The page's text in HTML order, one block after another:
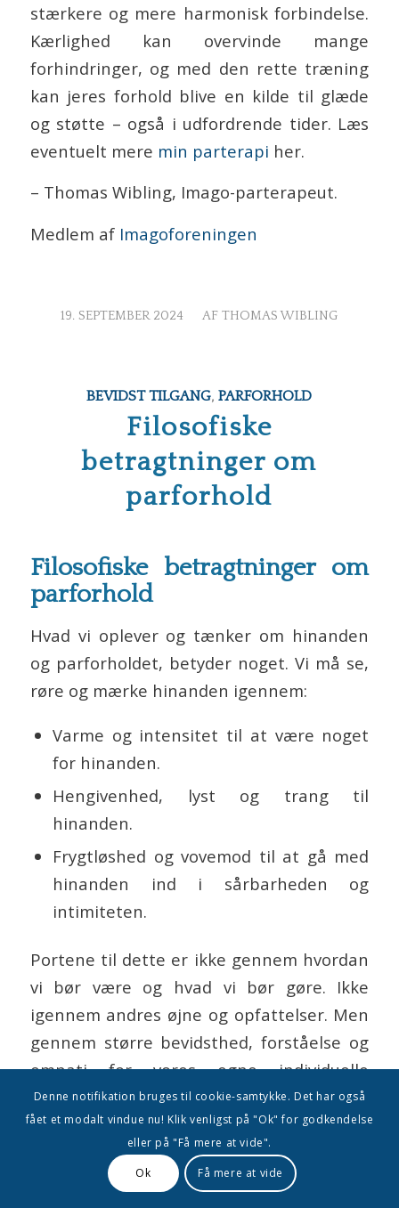
stærkere og mere harmonisk forbindelse.
Kærlighed kan overvinde mange
forhindringer, og med den rette træning
kan jeres forhold blive en kilde til glæde
og støtte – også i udfordrende tider. Læs
eventuelt mere min parterapi her.
– Thomas Wibling, Imago-parterapeut.
Medlem af Imagoforeningen
19. SEPTEMBER 2024
/ AFTHOMAS WIBLING
BEVIDST TILGANG,PARFORHOLD
Filosofiske
betragtninger om
parforhold
Filosofiske betragtninger om
parforhold
Hvad vi oplever og tænker om hinanden
og parforholdet, betyder noget. Vi må se,
røre og mærke hinanden igennem:
Varme og intensitet til at være noget
for hinanden.
Hengivenhed, lyst og trang til
hinanden.
Frygtløshed og vovemod til at gå med
hinanden ind i sårbarheden og
intimiteten.
Portene til dette er ikke gennem hvordan
vi bør være og hvad vi bør gøre. Ikke
igennem andres øjne og opfattelser. Men
gennem større bevidsthed, forståelse og
empati for vores egne individuelle
følelser, frygt, håb og længsler, uden
skjold, uden nærmere retfærdiggørelse
eller beskyttelse. Undertrykker vi vores
håb og længsler føres parforholdet til
Denne notifikation bruges til cookie-samtykke. Det har også
fået et modalt vindue nu! Klik venligst på "Ok" for godkendelse
eller på "Få mere at vide".
Ok Få mere at vide